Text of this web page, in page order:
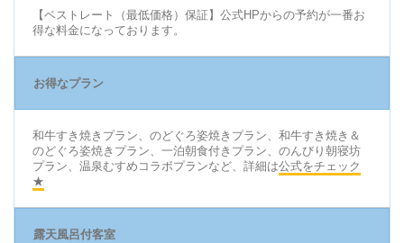
【ベストレート（最低価格）保証】公式HPからの予約が一番お
得な料金になっております。
お得なプラン
和牛すき焼きプラン、のどぐろ姿焼きプラン、和牛すき焼き＆
のどぐろ姿焼きプラン、一泊朝食付きプラン、のんびり朝寝坊
プラン、温泉むすめコラボプランなど、詳細は公式をチェック
★
露天風呂付客室